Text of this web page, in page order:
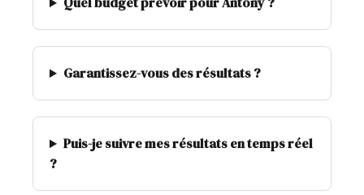
Garantissez-vous des résultats ?
Puis-je suivre mes résultats en temps réel
?